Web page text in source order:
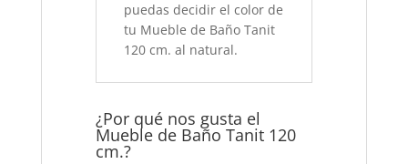
puedas decidir el color de
tu Mueble de Baño Tanit
120 cm. al natural.
¿Por qué nos gusta el
Mueble de Baño Tanit 120
cm.?